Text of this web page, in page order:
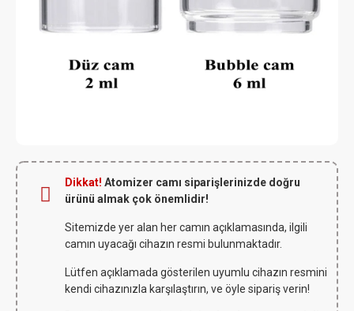
Dikkat! Atomizer camı siparişlerinizde doğru
ürünü almak çok önemlidir!
Sitemizde yer alan her camın açıklamasında, ilgili
camın uyacağı cihazın resmi bulunmaktadır.
Lütfen açıklamada gösterilen uyumlu cihazın resmini
kendi cihazınızla karşılaştırın, ve öyle sipariş verin!